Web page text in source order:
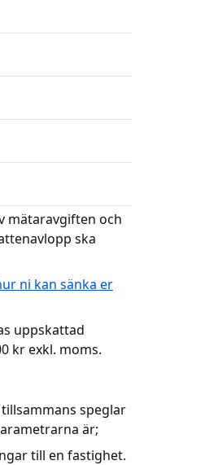
mätaravgiften och
ska
ni kan sänka er
uppskattad
kr exkl. moms.
speglar
är;
till en fastighet.